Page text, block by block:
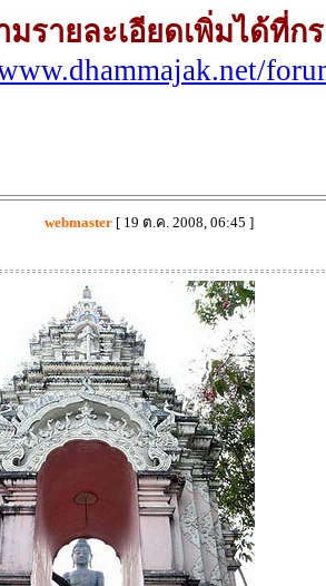
มรายละเอียดเพิ่มได้ที่
webmaster[ 19 ต.ค. 2008, 06:45 ]